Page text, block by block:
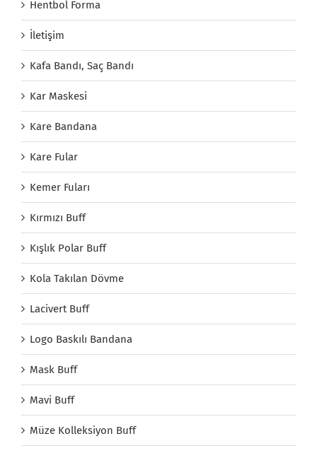
Hentbol Forma
İletişim
Kafa Bandı, Saç Bandı
Kar Maskesi
Kare Bandana
Kare Fular
Kemer Fuları
Kırmızı Buff
Kışlık Polar Buff
Kola Takılan Dövme
Lacivert Buff
Logo Baskılı Bandana
Mask Buff
Mavi Buff
Müze Kolleksiyon Buff